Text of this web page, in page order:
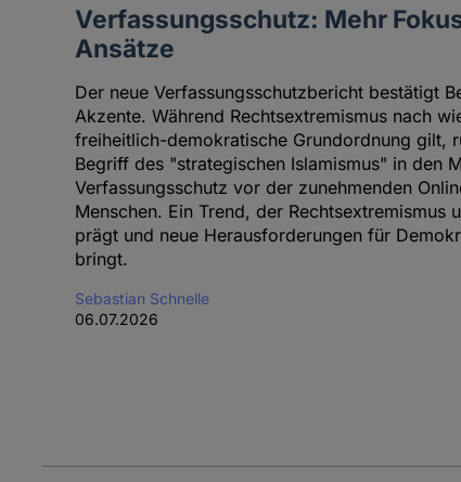
Verfassungsschutz: Mehr
Ansätze
Der neue Verfassungsschutzbericht bestätigt
Akzente. Während Rechtsextremismus nach
freiheitlich-demokratische Grundordnung gilt,
Begriff des "strategischen Islamismus" in den
Verfassungsschutz vor der zunehmenden
Menschen. Ein Trend, der Rechtsextremismus
prägt und neue Herausforderungen für
bringt.
Sebastian Schnelle
06.07.2026